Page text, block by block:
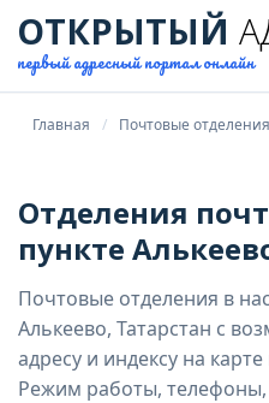
ОТКРЫТЫЙ
первый адресный портал онлайн
Главная Почтовые отделения
Отделения
пункте
Почтовые отделения в
Алькеево, Татарстан с
адресу и индексу на
Режим работы,